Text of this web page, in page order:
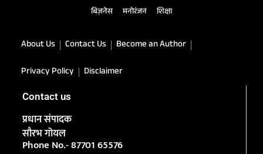
बिज़नेस मनोरंजन शिक्षा
About Us Contact Us
Become an Author
Privacy Policy
Disclaimer
Contact us
प्रधान संपादक
सौरभ गोयल
Phone No.- 87701 65576